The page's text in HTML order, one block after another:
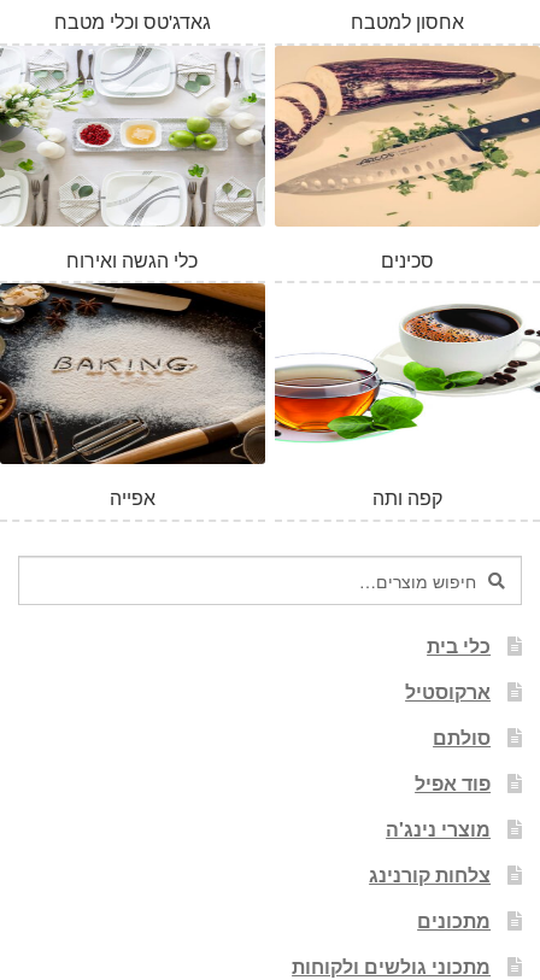
גאדג'טס וכלי מטבח אחסון למטבח
כלי הגשה ואירוח סכינים
אפייה קפה ותה
חיפוש
עבור:
חיפוש
כלי בית
ארקוסטיל
סולתם
פוד אפיל
מוצרי נינג'ה
צלחות קורנינג
מתכונים
מתכוני גולשים ולקוחות